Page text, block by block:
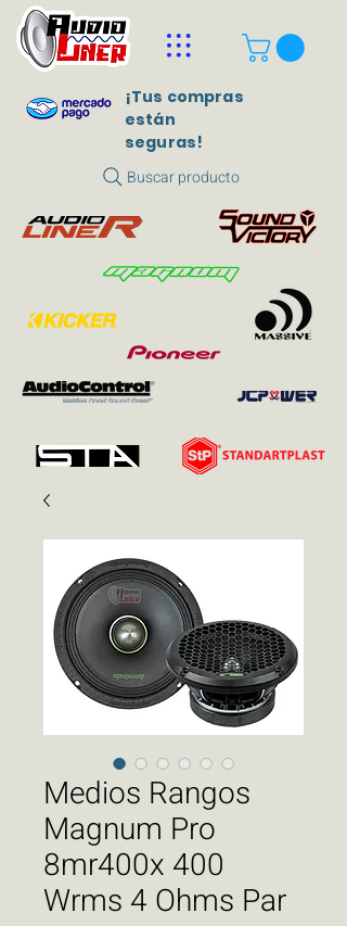
Buscar producto
¡Tus compras
están
seguras!
Medios Rangos
Magnum Pro
8mr400x 400
Wrms 4 Ohms Par